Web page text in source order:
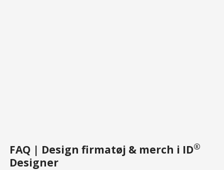
FAQ | Design firmatøj & merch i ID®
Designer